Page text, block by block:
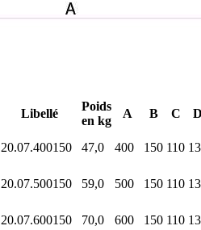
Libellé
Poids
en kg
A B C
20.07.400150 47,0 400 150 110
20.07.500150 59,0 500 150 110
20.07.600150 70,0 600 150 110